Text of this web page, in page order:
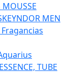
MOUSSE
MEN
TUBE